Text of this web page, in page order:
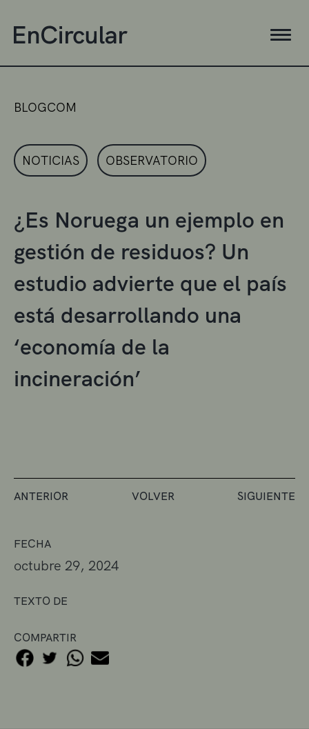
FECHA
octubre 29, 2024
TEXTO DE
COMPARTIR
BLOGCOM
NOTICIAS OBSERVATORIO
¿Es Noruega un ejemplo en
gestión de residuos? Un
estudio advierte que el país
está desarrollando una
‘economía de la
incineración’
ANTERIOR VOLVER SIGUIENTE